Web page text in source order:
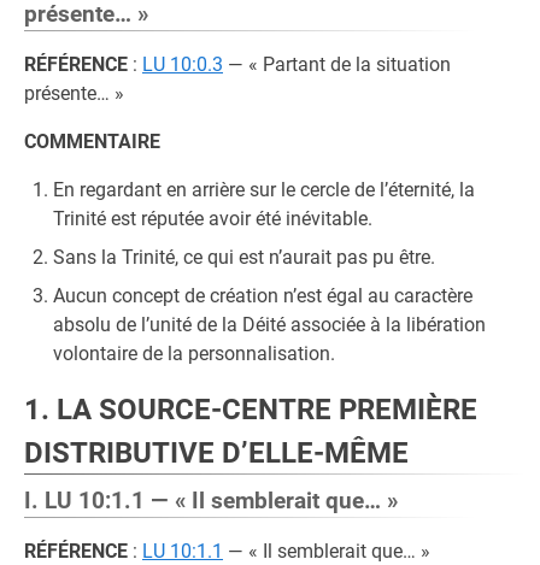
présente… »
RÉFÉRENCE : LU 10:0.3 — « Partant de la situation
présente… »
COMMENTAIRE
En regardant en arrière sur le cercle de l’éternité, la
Trinité est réputée avoir été inévitable.
Sans la Trinité, ce qui est n’aurait pas pu être.
Aucun concept de création n’est égal au caractère
absolu de l’unité de la Déité associée à la libération
volontaire de la personnalisation.
1. LA SOURCE-CENTRE PREMIÈRE
DISTRIBUTIVE D’ELLE-MÊME
I. LU 10:1.1 — « Il semblerait que… »
RÉFÉRENCE : LU 10:1.1 — « Il semblerait que… »